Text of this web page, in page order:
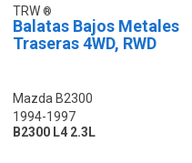
TRW
Balatas Bajos Metales
Traseras 4WD, RWD
Mazda B2300
1994-1997
B2300 L4 2.3L